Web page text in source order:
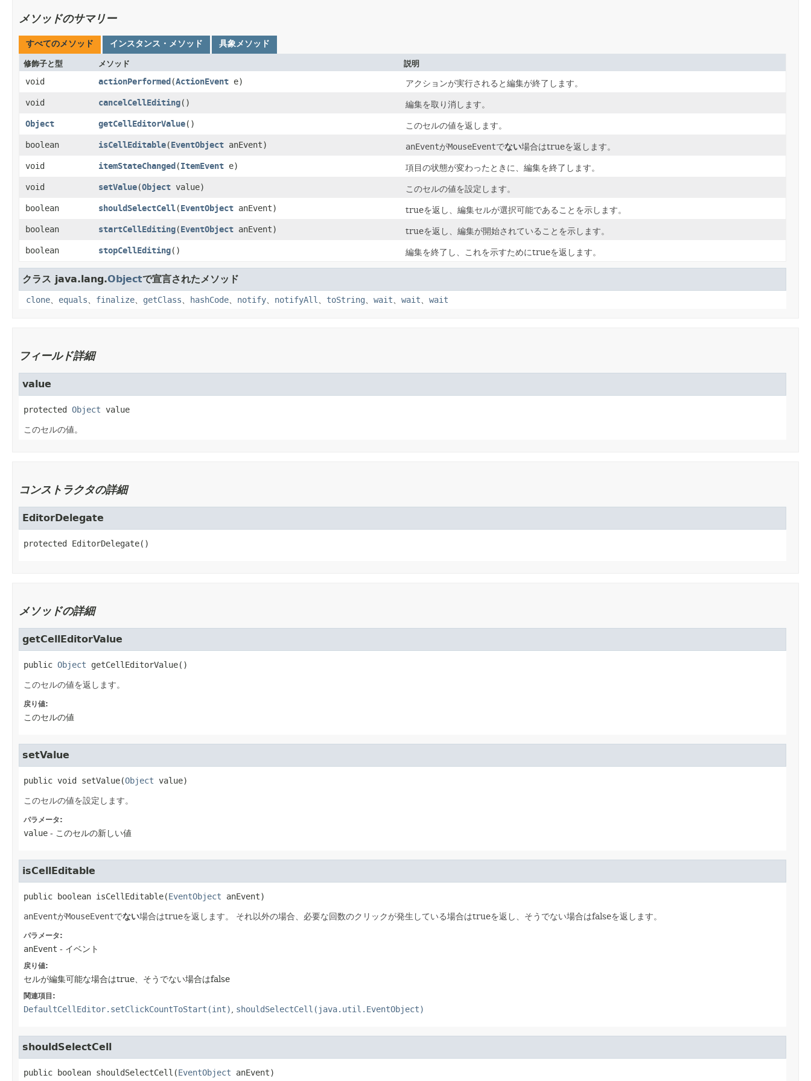
メソッドのサマリー
すべてのメソッド インスタンス・メソッド 具象メソッド
修飾子と型 メソッド 説明
void actionPerformed ​(ActionEvent e) アクションが実行されると編集が終了します。
void cancelCellEditing() 編集を取り消します。
Object getCellEditorValue() このセルの値を返します。
boolean isCellEditable​(EventObject anEvent) anEventがMouseEventでない場合はtrueを返します。
void itemStateChanged ​(ItemEvent e) 項目の状態が変わったときに、編集を終了します。
void setValue​(Object value) このセルの値を設定します。
boolean shouldSelectCell​(EventObject anEvent) trueを返し、編集セルが選択可能であることを示します。
boolean startCellEditing​(EventObject anEvent) trueを返し、編集が開始されていることを示します。
boolean stopCellEditing() 編集を終了し、これを示すためにtrueを返します。
クラス java.lang.Objectで宣言されたメソッド
clone、 equals、 finalize、 getClass、 hashCode、 notify、 notifyAll、 toString、 wait、 wait、 wait
フィールド詳細
value
protected Object value
このセルの値。
コンストラクタの詳細
EditorDelegate
protected EditorDelegate()
メソッドの詳細
getCellEditorValue
public Object getCellEditorValue()
このセルの値を返します。
戻り値:
このセルの値
setValue
public void setValue​(Object value)
このセルの値を設定します。
パラメータ:
value - このセルの新しい値
isCellEditable
public boolean isCellEditable​(EventObject anEvent)
anEventがMouseEventでない場合はtrueを返します。 それ以外の場合、必要な回数のクリックが発生している場合はtrueを返し、そうでない場合はfalseを返します。
パラメータ:
anEvent - イベント
戻り値:
セルが編集可能な場合はtrue、そうでない場合はfalse
関連項目:
DefaultCellEditor.setClickCountToStart(int) shouldSelectCell(java.util.EventObject)
shouldSelectCell
public boolean shouldSelectCell ​(EventObject anEvent)